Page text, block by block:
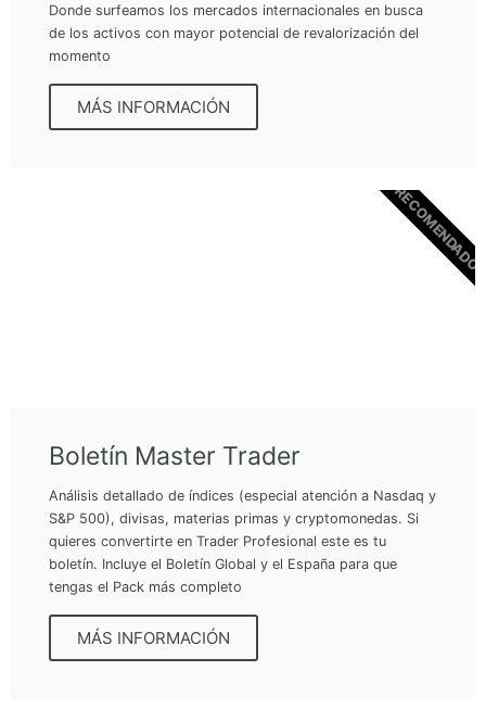
Donde surfeamos los mercados internacionales en busca
de los activos con mayor potencial de revalorización del
momento
MÁS INFORMACIÓN
Boletín Master Trader
Análisis detallado de índices (especial atención a Nasdaq y
S&P 500), divisas, materias primas y cryptomonedas. Si
quieres convertirte en Trader Profesional este es tu
boletín. Incluye el Boletín Global y el España para que
tengas el Pack más completo
MÁS INFORMACIÓN
RECOMENDADO